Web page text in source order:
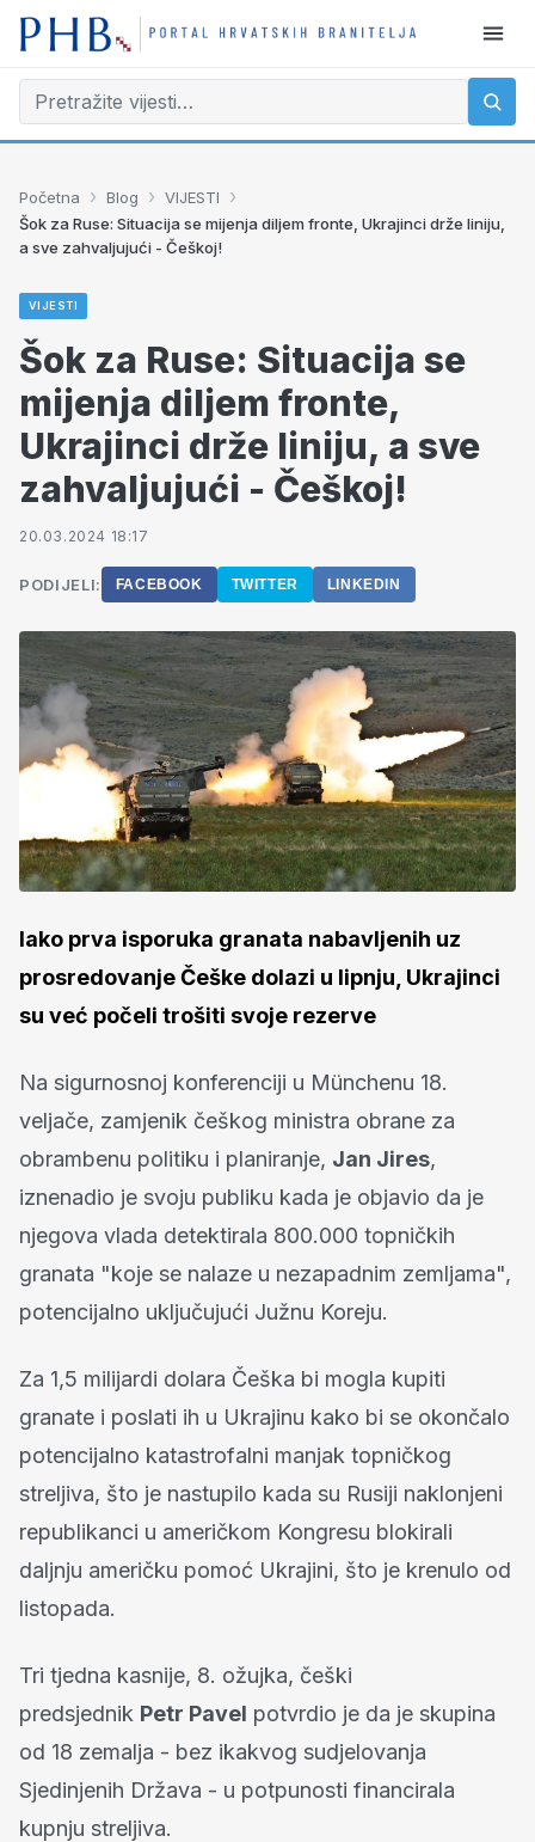
Početna › Blog › VIJESTI ›
Šok za Ruse: Situacija se mijenja diljem fronte, Ukrajinci drže liniju,
a sve zahvaljujući - Češkoj!
VIJESTI
Šok za Ruse: Situacija se
mijenja diljem fronte,
Ukrajinci drže liniju, a sve
zahvaljujući - Češkoj!
20.03.2024 18:17
PODIJELI: FACEBOOK TWITTER LINKEDIN
Iako prva isporuka granata nabavljenih uz
prosredovanje Češke dolazi u lipnju, Ukrajinci
su već počeli trošiti svoje rezerve
Na sigurnosnoj konferenciji u Münchenu 18.
veljače, zamjenik češkog ministra obrane za
obrambenu politiku i planiranje, Jan Jires,
iznenadio je svoju publiku kada je objavio da je
njegova vlada detektirala 800.000 topničkih
granata "koje se nalaze u nezapadnim zemljama",
potencijalno uključujući Južnu Koreju.
Za 1,5 milijardi dolara Češka bi mogla kupiti
granate i poslati ih u Ukrajinu kako bi se okončalo
potencijalno katastrofalni manjak topničkog
streljiva, što je nastupilo kada su Rusiji naklonjeni
republikanci u američkom Kongresu blokirali
daljnju američku pomoć Ukrajini, što je krenulo od
listopada.
Tri tjedna kasnije, 8. ožujka, češki
predsjednik Petr Pavel potvrdio je da je skupina
od 18 zemalja - bez ikakvog sudjelovanja
Sjedinjenih Država - u potpunosti financirala
kupnju streljiva.